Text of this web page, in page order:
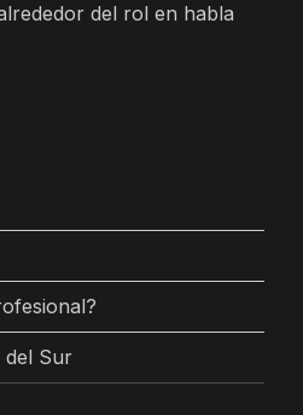
del rol en habla
del Sur